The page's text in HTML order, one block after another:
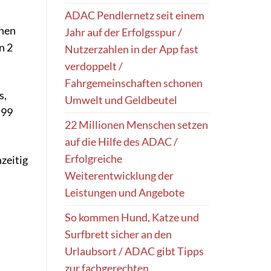
2
ADAC Pendlernetz seit einem
Jahr auf der Erfolgsspur /
Nutzerzahlen in der App fast
verdoppelt /
Fahrgemeinschaften schonen
Umwelt und Geldbeutel
22 Millionen Menschen setzen
auf die Hilfe des ADAC /
Erfolgreiche
Weiterentwicklung der
Leistungen und Angebote
So kommen Hund, Katze und
Surfbrett sicher an den
Urlaubsort / ADAC gibt Tipps
zur fachgerechten